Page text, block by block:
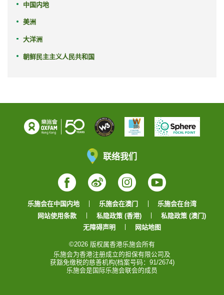
中国内地
美洲
大洋洲
朝鲜民主主义人民共和国
联络我们
Facebook
WeiboInstagram
YouTube
乐施会在中国内地 乐施会在澳门
乐施会在台湾
网站使用条款
私隐政策 (香港)
私隐政策 (澳门)
无障碍声明
网站地图
©2026 版权属香港乐施会所有
乐施会为香港注册成立的担保有限公司及
获豁免缴税的慈善机构(档案号码：91/2674)
乐施会是国际乐施会联会的成员